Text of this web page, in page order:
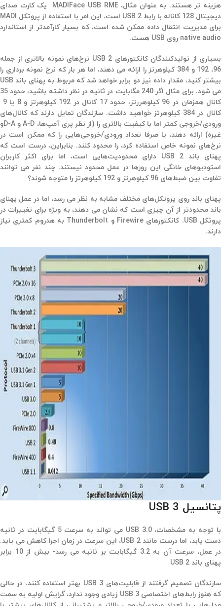
هزینه تر هستند. به عنوان مثال، MADIFace USB RME یک کارت صدای
دیجیتال 128 کاناله با رابط USB 2 است. این امر با استفاده از پروتکل MADI
برای مدیریت انتقال داده ممکن شده است، که بسیار کارآمدتر از استاندارد
native audio روی USB هست.
بسیاری از تولیدکنندگان کانکتورهای USB 2 نرخ‌های نمونه بالاتری از جمله
96، 192 و 384 کیلوهرتز را ارائه می دهند، اما هر بار که نرخ نمونه برداری را
بیشتر کنید، مقدار داده نیز دو برابر خواهد شد که مربوط به پهنای باند USB
می شود. برای مثال اگر 240 مگابایت در ثانیه در نظر داشته باشید، حدود 35
کانال در 384 کیلوهرتز خواهید داشت. سازندگان تمایل دارند که کانال‌های
ورودی/خروجی کمتر اما با کیفیت بالاتری را (از نظر پری آمپ‌ها، A-D و D-Aو
غیره) ارائه دهند، یا صرفا تعداد ورودی/خروجی‌هایی را که ممکن است در
نرخ‌های نمونه خاص استفاده کرد، را محدود کنند. بنابراین، درست است که
پهنای باند USB 2 دارای محدودیت‌هایی است، اما برای اکثر کاربران
استودیوهای خانگی این روزها در عمل محدود نیستند. چند نفر می توانند
تفاوت بین ضبط‌های 96 کیلوهرتز و 192 کیلوهرتز را متوجه شوند؟
پهنای باند روی پروتکل‌های مختلف مشابه به نظر می رسد، اما در عمل پهنای
باند محدودتر از آن چیزی است که نشان می دهند، به ویژه برای تغییرات در
پروتکل USB. کانکتورهای Firewire و Thunderbolt به هدروم کمتری نیاز
دارند.
پتانسیل USB 3
با توجه به مشخصات، USB 3.0 می تواند به سرعت 5 گیگابایت در ثانیه
دست یابد، اما درست مانند USB 2، این سرعت در زمان اجرا کاهش می یابد.
در عمل، سرعت آن به 3.2 گیگابایت بر ثانیه می رسد- بیش از 10 برابر
پهنای باند USB 2
سازندگان تصمیم گرفتند از قابلیت‌های USB 3 بهتر استفاده کنند. در حالی
که هنوز رابط‌های اختصاصی USB 3 زیادی وجود ندارد، گرایش اولیه به سمت